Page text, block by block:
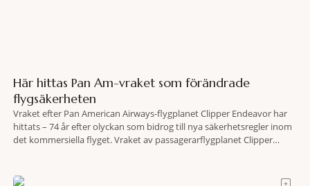
Här hittas Pan Am-vraket som förändrade
flygsäkerheten
Vraket efter Pan American Airways-flygplanet Clipper Endeavor har
hittats – 74 år efter olyckan som bidrog till nya säkerhetsregler inom
det kommersiella flyget. Vraket av passagerarflygplanet Clipper
lokaliserades den 2 juni i år med hjälp